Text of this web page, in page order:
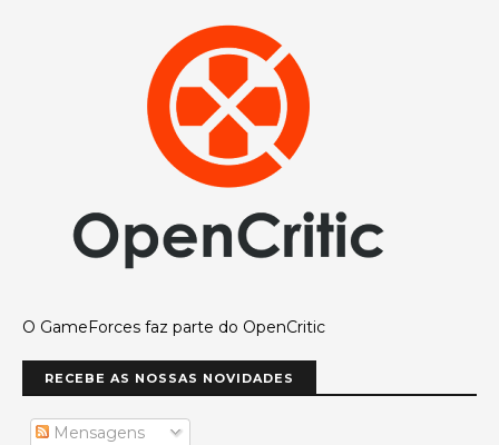
O GameForces faz parte do OpenCritic
RECEBE AS NOSSAS NOVIDADES
Mensagens